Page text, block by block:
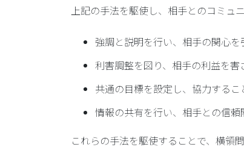
上記の手法を駆使し、相手とのコミュ
強調と説明を行い、相手の関心を
利害調整を図り、相手の利益を
共通の目標を設定し、協力するこ
情報の共有を行い、相手との信頼
これらの手法を駆使することで、横領